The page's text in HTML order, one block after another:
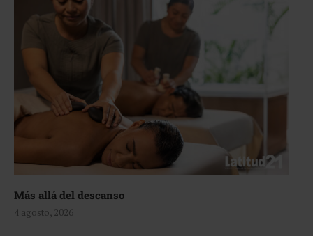
Más allá del descanso
4 agosto, 2026